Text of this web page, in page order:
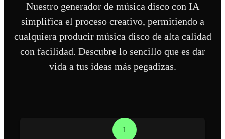
Nuestro generador de música disco con IA
simplifica el proceso creativo, permitiendo a
cualquiera producir música disco de alta calidad
con facilidad. Descubre lo sencillo que es dar
vida a tus ideas más pegadizas.
1